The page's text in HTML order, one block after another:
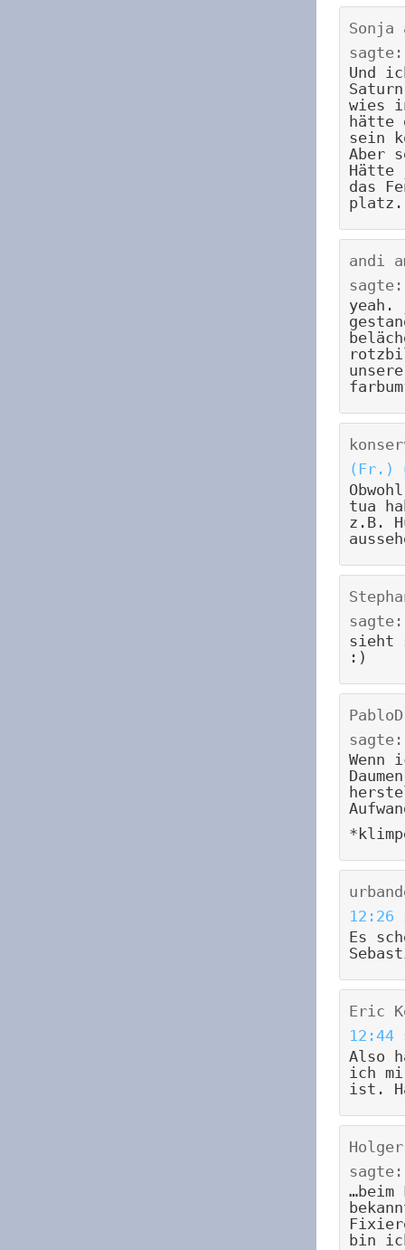
Sonja
sagte:
Und
wies
hätte
sein
Aber
Hätte
das
andi
sagte:
yeah.
(Fr.)
tua
z.B.
sagte:
sieht
:)
PabloD
sagte:
Wenn
12:26
Es
Eric
12:44
Also
ich
ist.
Holger
sagte:
…beim
bin